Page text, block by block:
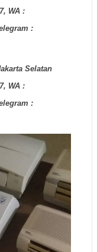
WA :
:
Selatan
WA :
: